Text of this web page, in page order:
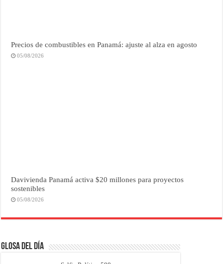
Precios de combustibles en Panamá: ajuste al alza en agosto
05/08/2026
Davivienda Panamá activa $20 millones para proyectos
sostenibles
05/08/2026
Glosa del Día